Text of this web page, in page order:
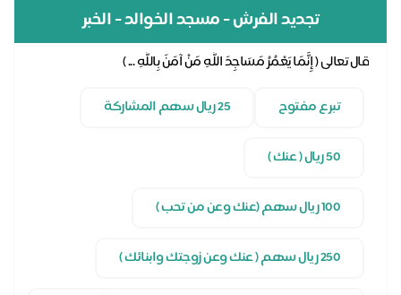
تجديد الفرش - مسجد الخوالد - الخبر
قال تعالى ( إِنَّمَا يَعْمُرُ مَسَاجِدَ اللَّهِ مَنْ آمَنَ بِاللَّهِ ... )
تبرع مفتوح